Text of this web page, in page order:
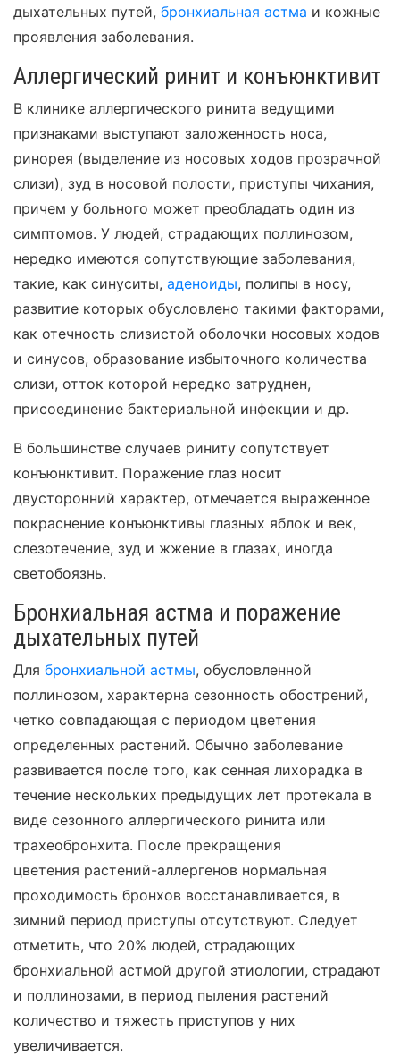
дыхательных путей, бронхиальная астма и кожные
проявления заболевания.
Аллергический ринит и конъюнктивит
В клинике аллергического ринита ведущими
признаками выступают заложенность носа,
ринорея (выделение из носовых ходов прозрачной
слизи), зуд в носовой полости, приступы чихания,
причем у больного может преобладать один из
симптомов. У людей, страдающих поллинозом,
нередко имеются сопутствующие заболевания,
такие, как синуситы, аденоиды, полипы в носу,
развитие которых обусловлено такими факторами,
как отечность слизистой оболочки носовых ходов
и синусов, образование избыточного количества
слизи, отток которой нередко затруднен,
присоединение бактериальной инфекции и др.
В большинстве случаев риниту сопутствует
конъюнктивит. Поражение глаз носит
двусторонний характер, отмечается выраженное
покраснение конъюнктивы глазных яблок и век,
слезотечение, зуд и жжение в глазах, иногда
светобоязнь.
Бронхиальная астма и поражение
дыхательных путей
Для бронхиальной астмы, обусловленной
поллинозом, характерна сезонность обострений,
четко совпадающая с периодом цветения
определенных растений. Обычно заболевание
развивается после того, как сенная лихорадка в
течение нескольких предыдущих лет протекала в
виде сезонного аллергического ринита или
трахеобронхита. После прекращения
цветения растений-аллергенов нормальная
проходимость бронхов восстанавливается, в
зимний период приступы отсутствуют. Следует
отметить, что 20% людей, страдающих
бронхиальной астмой другой этиологии, страдают
и поллинозами, в период пыления растений
количество и тяжесть приступов у них
увеличивается.